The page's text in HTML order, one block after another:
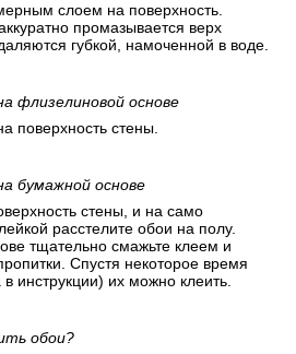
слоем на поверхность.
промазывается верх
губкой, намоченной в воде.
флизелиновой основе
поверхность стены.
бумажной основе
стены, и на само
расстелите обои на полу.
тщательно смажьте клеем и
Спустя некоторое время
инструкции) их можно клеить.
обои?